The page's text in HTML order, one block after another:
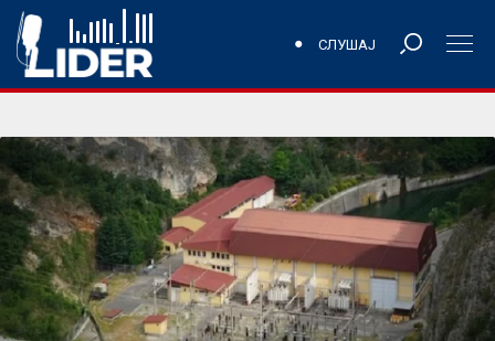
СЛУШАЈ